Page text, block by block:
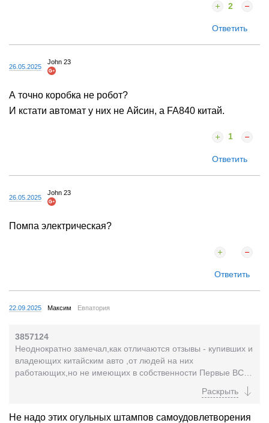
2
Ответить
26.05.2025
John 23
А точно коробка не робот?
И кстати автомат у них не Айсин, а FA840 китай.
1
Ответить
26.05.2025
John 23
Помпа электрическая?
Ответить
22.09.2025 Максим Евпатория
3857124
Неоднократно замечал,как отличаются отзывы - купивших и
владеющих китайским авто ,от людей на них
работающих,но не имеющих в собственности Первые ВСЕ
Не надо этих огульных штампов самоудовлетворения